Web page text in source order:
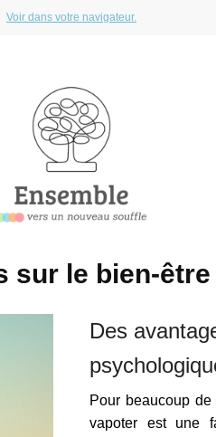
Voir dans votre navigateur.
sur le bien-être
Des
Pour beaucoup
vapoter est une